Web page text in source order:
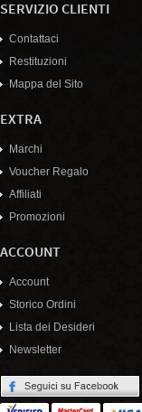
SERVIZIO CLIENTI
Contattaci
Restituzioni
Mappa del Sito
EXTRA
Marchi
Voucher Regalo
Affiliati
Promozioni
ACCOUNT
Account
Storico Ordini
Lista dei Desideri
Newsletter